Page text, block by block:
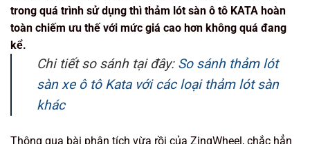
trong quá trình sử dụng thì thảm lót sàn ô tô KATA hoàn
toàn chiếm ưu thế với mức giá cao hơn không quá đang
kể.
Chi tiết so sánh tại đây: So sánh thảm lót
sàn xe ô tô Kata với các loại thảm lót sàn
khác
Thông qua bài phân tích vừa rồi của ZingWheel, chắc hẳn